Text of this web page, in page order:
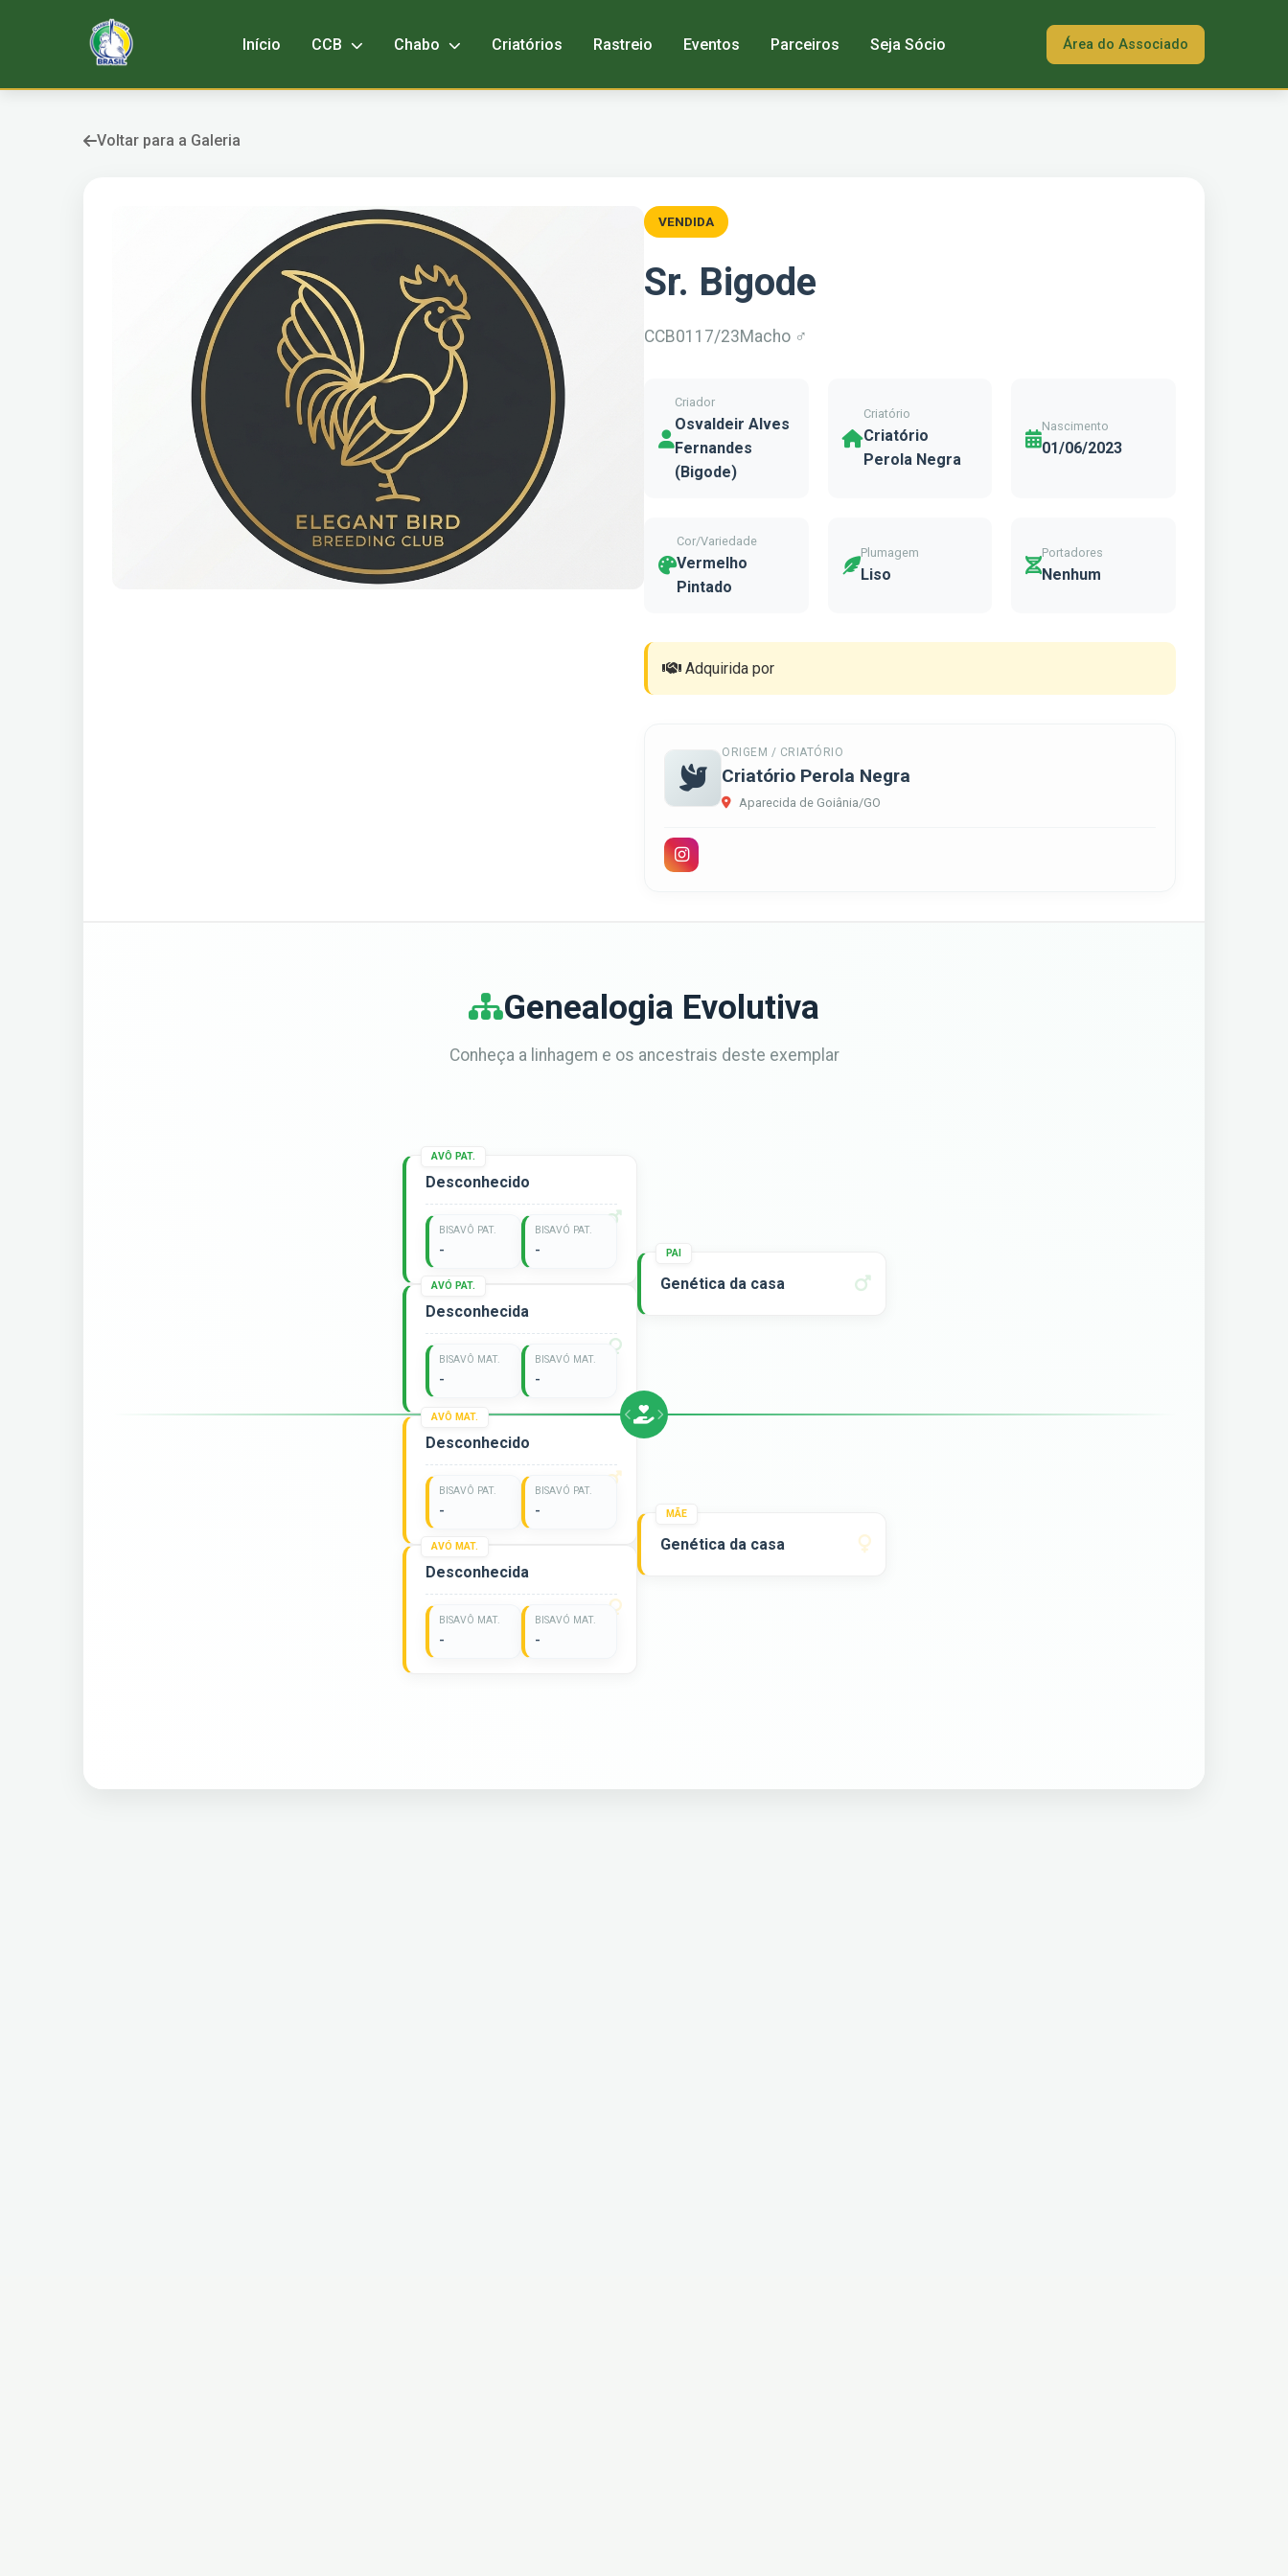
Início CCB Chabo Criatórios Rastreio Eventos Parceiros Seja Sócio Área do Associado
Voltar para a Galeria
VENDIDA
Sr. Bigode
CCB0117/23Macho ♂
Criador
Osvaldeir Alves
Fernandes
(Bigode)
Criatório
Criatório
Perola Negra
Nascimento
01/06/2023
Cor/Variedade
Vermelho
Pintado
Plumagem
Liso
Portadores
Nenhum
Adquirida por
ORIGEM / CRIATÓRIO
Criatório Perola Negra
Aparecida de Goiânia/GO
Genealogia Evolutiva
Conheça a linhagem e os ancestrais deste exemplar
PAI
Genética da casa
AVÔ PAT.
Desconhecido
BISAVÔ PAT.
-
BISAVÓ PAT.
-
AVÓ PAT.
Desconhecida
BISAVÔ MAT.
-
BISAVÓ MAT.
-
MÃE
Genética da casa
AVÔ MAT.
Desconhecido
BISAVÔ PAT.
-
BISAVÓ PAT.
-
AVÓ MAT.
Desconhecida
BISAVÔ MAT.
-
BISAVÓ MAT.
-